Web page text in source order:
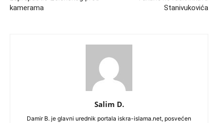
kamerama
Stanivukovića
Salim D.
Damir B. je glavni urednik portala iskra-islama.net, posvećen